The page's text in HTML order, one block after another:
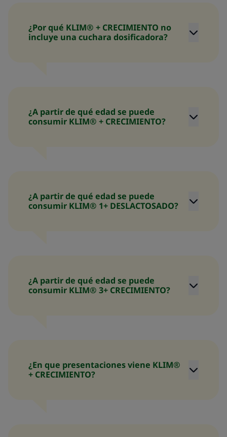
¿Por qué KLIM® + CRECIMIENTO no
incluye una cuchara dosificadora?
¿A partir de qué edad se puede
consumir KLIM® + CRECIMIENTO?
¿A partir de qué edad se puede
consumir KLIM® 1+ DESLACTOSADO?
¿A partir de qué edad se puede
consumir KLIM® 3+ CRECIMIENTO?
¿En que presentaciones viene KLIM®
+ CRECIMIENTO?